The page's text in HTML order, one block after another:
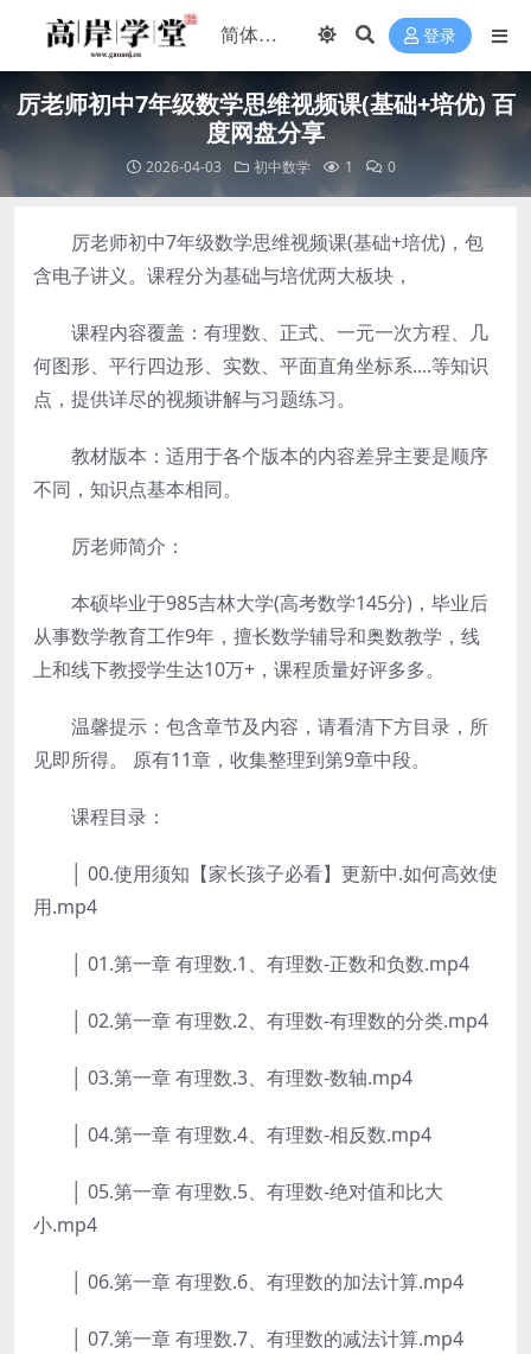
登录
厉老师初中7年级数学思维视频课(基础+培优) 百
度网盘分享
2026-04-03 初中数学 1 0
厉老师初中7年级数学思维视频课(基础+培优)，包
含电子讲义。课程分为基础与培优两大板块，
课程内容覆盖：有理数、正式、一元一次方程、几
何图形、平行四边形、实数、平面直角坐标系....等知识
点，提供详尽的视频讲解与习题练习。
教材版本：适用于各个版本的内容差异主要是顺序
不同，知识点基本相同。
厉老师简介：
本硕毕业于985吉林大学(高考数学145分)，毕业后
从事数学教育工作9年，擅长数学辅导和奥数教学，线
上和线下教授学生达10万+，课程质量好评多多。
温馨提示：包含章节及内容，请看清下方目录，所
见即所得。 原有11章，收集整理到第9章中段。
课程目录：
│ 00.使用须知【家长孩子必看】更新中.如何高效使
用.mp4
│ 01.第一章 有理数.1、有理数-正数和负数.mp4
│ 02.第一章 有理数.2、有理数-有理数的分类.mp4
│ 03.第一章 有理数.3、有理数-数轴.mp4
│ 04.第一章 有理数.4、有理数-相反数.mp4
│ 05.第一章 有理数.5、有理数-绝对值和比大
小.mp4
│ 06.第一章 有理数.6、有理数的加法计算.mp4
│ 07.第一章 有理数.7、有理数的减法计算.mp4